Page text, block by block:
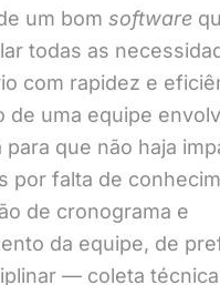
um bom software
todas as
com rapidez e
de uma equipe
para que não haja
por falta de
de cronograma e
da equipe, de
— coleta